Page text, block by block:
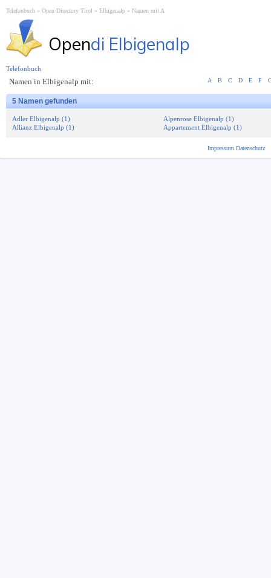
Telefonbuch Open Directory Tirol Elbigenalp Namen mit A
Opendi Elbigenalp
Namen in Elbigenalp mit: A B C D E F
5 Namen gefunden
Adler Elbigenalp (1)
Allianz Elbigenalp (1)
Alpenrose Elbigenalp (1)
Appartement Elbigenalp (1)
Telefonbuch
Impressum Datenschutz